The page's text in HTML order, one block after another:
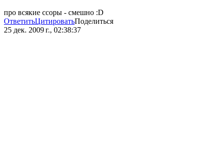
про всякие ссоры - смешно :D
ОтветитьЦитироватьПоделиться
25 дек. 2009 г., 02:38:37